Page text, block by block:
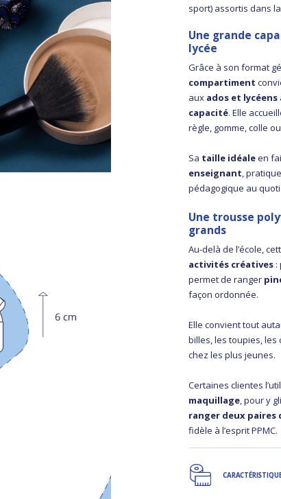
sport) assortis dans
Une grande
lycée
Grâce à son format
compartiment
aux ados et lycéens
capacité. Elle
règle, gomme, colle
Sa taille idéaleen
enseignant,
pédagogique au
Une trousse
grands
Au-delà de l’école,
activités créatives :
permet de ranger
façon ordonnée.
Elle convient tout
billes, les toupies, les
chez les plus jeunes.
Certaines clientes
maquillage, pour y
ranger deux paires
fidèle à l’esprit PPMC.